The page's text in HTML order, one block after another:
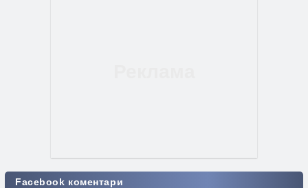
Facebook коментари